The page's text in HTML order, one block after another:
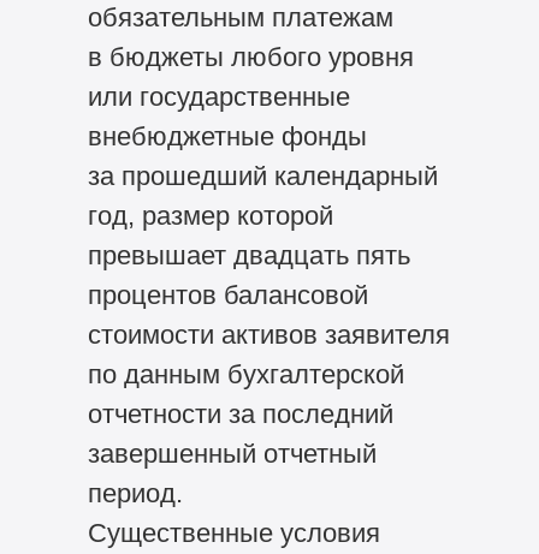
обязательным платежам
в бюджеты любого уровня
или государственные
внебюджетные фонды
за прошедший календарный
год, размер которой
превышает двадцать пять
процентов балансовой
стоимости активов заявителя
по данным бухгалтерской
отчетности за последний
завершенный отчетный
период.
Существенные условия